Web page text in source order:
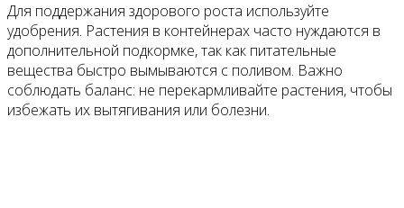
Для поддержания здорового роста используйте
удобрения. Растения в контейнерах часто нуждаются в
дополнительной подкормке, так как питательные
вещества быстро вымываются с поливом. Важно
соблюдать баланс: не перекармливайте растения, чтобы
избежать их вытягивания или болезни.